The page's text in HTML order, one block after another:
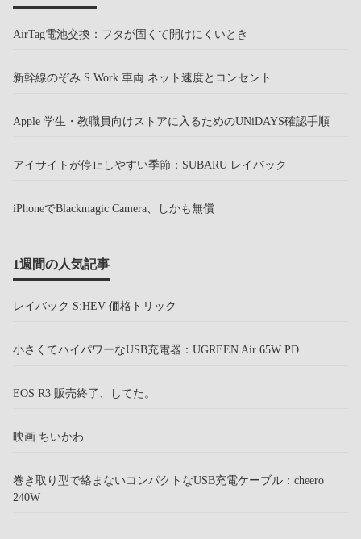
AirTag電池交換：フタが固くて開けにくいとき
新幹線のぞみ S Work 車両 ネット速度とコンセント
Apple 学生・教職員向けストアに入るためのUNiDAYS確認手順
アイサイトが停止しやすい季節：SUBARU レイバック
iPhoneでBlackmagic Camera、しかも無償
1週間の人気記事
レイバック S:HEV 価格トリック
小さくてハイパワーなUSB充電器：UGREEN Air 65W PD
EOS R3 販売終了、してた。
映画 ちいかわ
巻き取り型で絡まないコンパクトなUSB充電ケーブル：cheero
240W